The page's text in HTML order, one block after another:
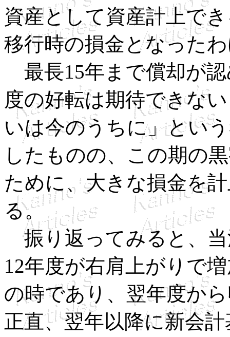
資産として資産計上で
移行時の損金となった
最長15年まで償却が
度の好転は期待できな
いは今のうちに」とい
したものの、この期の
ために、大きな損金を
る。
振り返ってみると、
12年度が右肩上がりで
の時であり、翌年度か
正直、翌年以降に新会